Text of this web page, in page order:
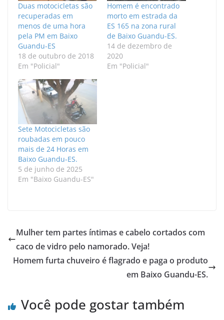
Duas motocicletas são
recuperadas em
menos de uma hora
pela PM em Baixo
Guandu-ES
18 de outubro de 2018
Em "Policial"
Homem é encontrado
morto em estrada da
ES 165 na zona rural
de Baixo Guandu-ES.
14 de dezembro de
2020
Em "Policial"
Sete Motocicletas são
roubadas em pouco
mais de 24 Horas em
Baixo Guandu-ES.
5 de junho de 2025
Em "Baixo Guandu-ES"
Mulher tem partes íntimas e cabelo cortados com
caco de vidro pelo namorado. Veja!
Homem furta chuveiro é flagrado e paga o produto
em Baixo Guandu-ES.
Você pode gostar também